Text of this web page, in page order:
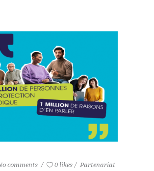
comments 0 likes Partenariat